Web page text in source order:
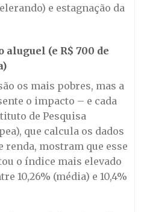
e estagnação da
aluguel (e R$ 700 de
os mais pobres, mas a
o impacto – e cada
de Pesquisa
que calcula os dados
renda, mostram que esse
o índice mais elevado
10,26% (média) e 10,4%